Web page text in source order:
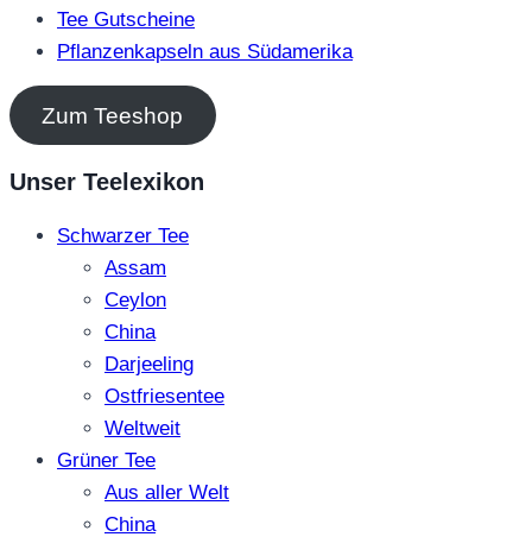
Tee Gutscheine
Pflanzenkapseln aus Südamerika
Zum Teeshop
Unser Teelexikon
Schwarzer Tee
Assam
Ceylon
China
Darjeeling
Ostfriesentee
Weltweit
Grüner Tee
Aus aller Welt
China